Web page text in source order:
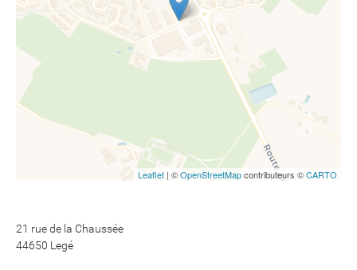
Leaflet | ©OpenStreetMapcontributeurs ©CARTO
21 rue de la Chaussée
44650 Legé